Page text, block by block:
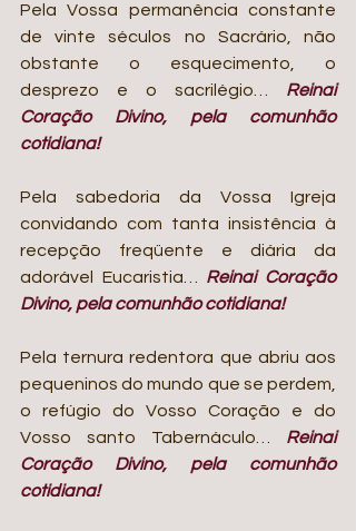
Pela Vossa permanência constante
de vinte séculos no Sacrário, não
obstante o esquecimento, o
desprezo e o sacrilégio… Reinai
Coração Divino, pela comunhão
cotidiana!
Pela sabedoria da Vossa Igreja
convidando com tanta insistência à
recepção freqüente e diária da
adorável Eucaristia… Reinai Coração
Divino, pela comunhão cotidiana!
Pela ternura redentora que abriu aos
pequeninos do mundo que se perdem,
o refúgio do Vosso Coração e do
Vosso santo Tabernáculo… Reinai
Coração Divino, pela comunhão
cotidiana!